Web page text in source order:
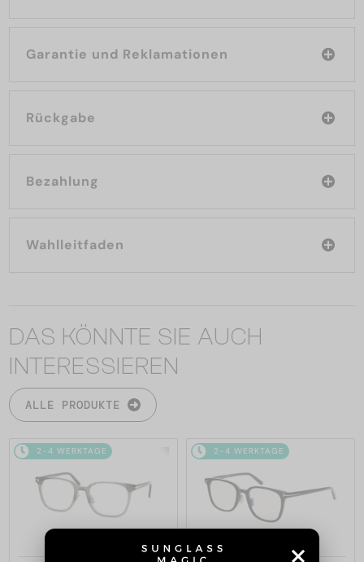
Garantie und Reklamationen
Rückgabe
Bezahlung
Wahlleitfaden
DAS KÖNNTE SIE AUCH
INTERESSIEREN
ALLE PRODUKTE
2-4 WERKTAGE 2-4 WERKTAGE